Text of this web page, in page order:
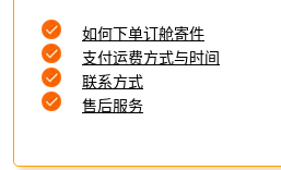
如何下单订舱寄件
支付运费方式与时间
联系方式
售后服务